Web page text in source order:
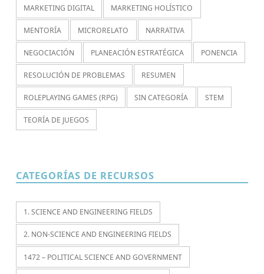
MARKETING DIGITAL MARKETING HOLÍSTICO
MENTORÍA MICRORELATO NARRATIVA
NEGOCIACIÓN PLANEACIÓN ESTRATÉGICA PONENCIA
RESOLUCIÓN DE PROBLEMAS RESUMEN
ROLEPLAYING GAMES (RPG) SIN CATEGORÍA STEM
TEORÍA DE JUEGOS
CATEGORÍAS DE RECURSOS
1. SCIENCE AND ENGINEERING FIELDS
2. NON-SCIENCE AND ENGINEERING FIELDS
1472 – POLITICAL SCIENCE AND GOVERNMENT